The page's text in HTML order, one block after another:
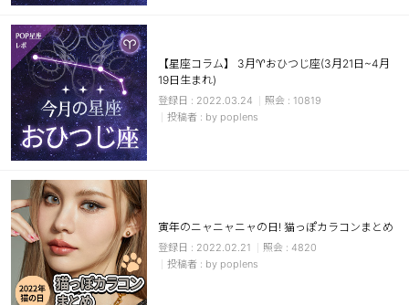
【星座コラム】 3月♈おひつじ座(3月21日~4月
19日生まれ)
2022.03.24
10819
by poplens
寅年のニャニャニャの日! 猫っぽカラコンまとめ
2022.02.21
4820
by poplens